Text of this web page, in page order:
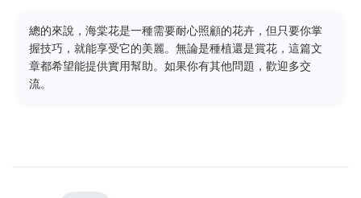
總的來說，海棠花是一種需要耐心照顧的花卉，但只要你掌
握技巧，就能享受它的美麗。無論是種植還是賞花，這篇文
章都希望能提供實用幫助。如果你有其他問題，歡迎多交
流。